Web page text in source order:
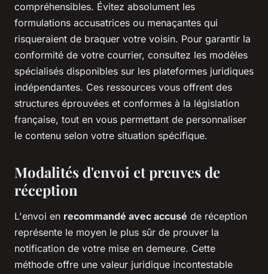
compréhensibles. Évitez absolument les
formulations accusatrices ou menaçantes qui
risqueraient de braquer votre voisin. Pour garantir la
conformité de votre courrier, consultez les modèles
spécialisés disponibles sur les plateformes juridiques
indépendantes. Ces ressources vous offrent des
structures éprouvées et conformes à la législation
française, tout en vous permettant de personnaliser
le contenu selon votre situation spécifique.
Modalités d'envoi et preuves de
réception
L'envoi en recommandé avec accusé de réception
représente le moyen le plus sûr de prouver la
notification de votre mise en demeure. Cette
méthode offre une valeur juridique incontestable